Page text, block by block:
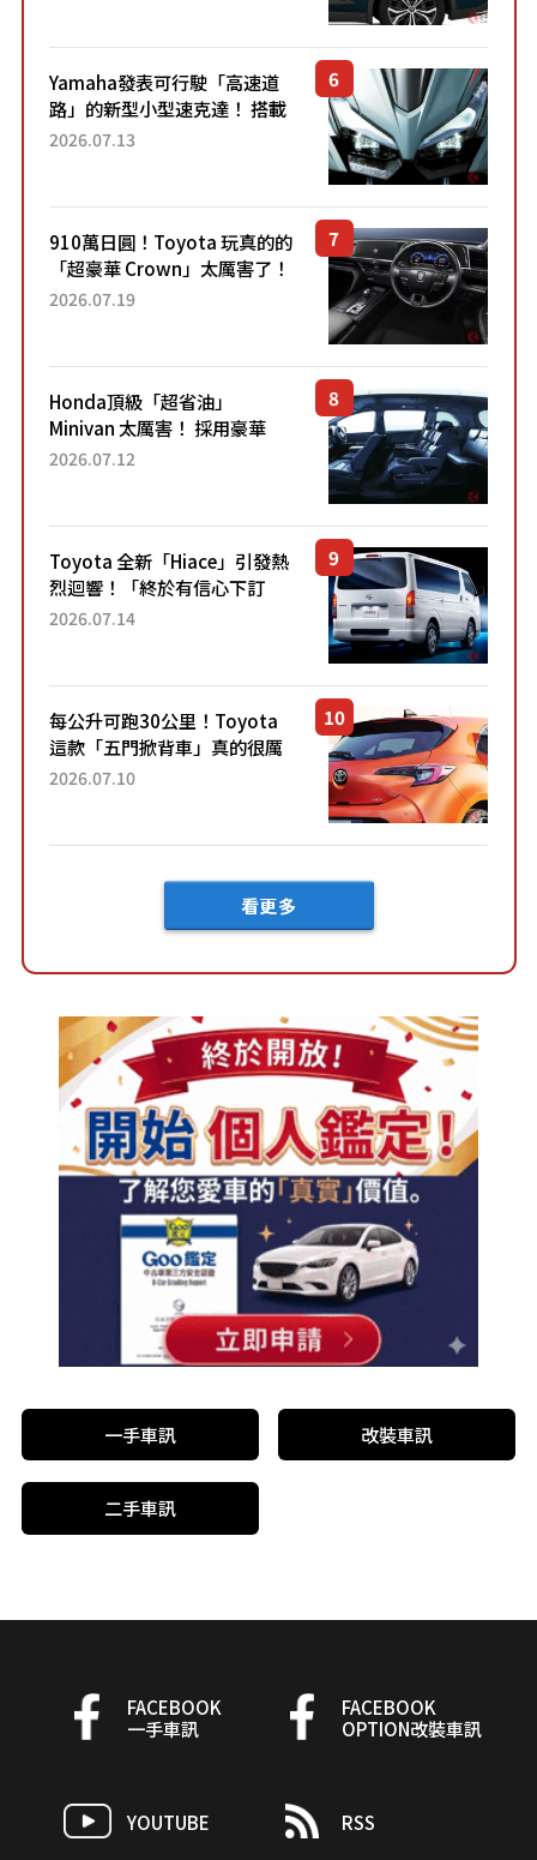
Yamaha發表可行駛「高速道
路」的新型小型速克達！ 搭載
能享受超強勁「渦輪感」的動
2026.07.13
910萬日圓！Toyota 玩真的的
「超豪華 Crown」太厲害了！
採用由「匠人技藝」打造的
2026.07.19
Honda頂級「超省油」
Minivan 太厲害！ 採用豪華
「真皮座椅」與專屬「黑色內
「三...
2026.07.12
Toyota 全新「Hiace」引發熱
烈迴響！「終於有信心下訂
了！」「哪個等級交車最
車？...
2026.07.14
每公升可跑30公里！Toyota
這款「五門掀背車」真的很厲
害！ 擁有全長4.3公尺的「剛剛
2026.07.10
看更多
一手車訊 改裝車訊
二手車訊
FACEBOOK
一手車訊
FACEBOOK
OPTION改裝車訊
YOUTUBE RSS